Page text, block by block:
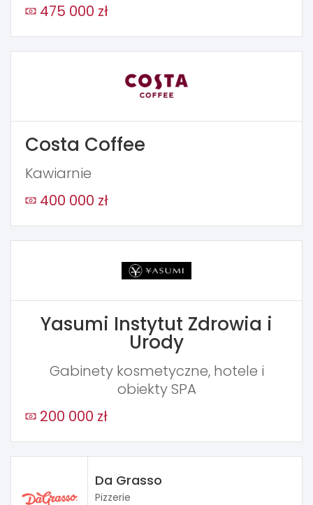
475 000 zł
Costa Coffee
Kawiarnie
400 000 zł
Yasumi Instytut Zdrowia i
Urody
Gabinety kosmetyczne, hotele i
obiekty SPA
200 000 zł
Da Grasso
Pizzerie